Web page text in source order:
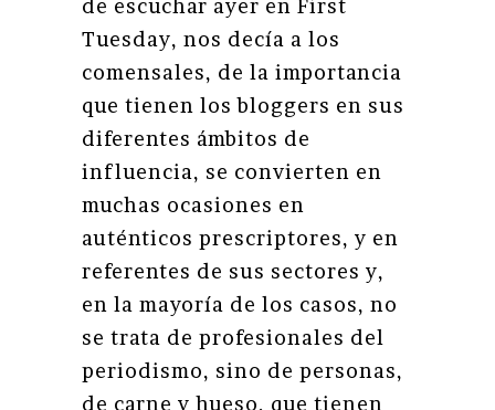
de escuchar ayer en First
Tuesday, nos decía a los
comensales, de la importancia
que tienen los bloggers en sus
diferentes ámbitos de
influencia, se convierten en
muchas ocasiones en
auténticos prescriptores, y en
referentes de sus sectores y,
en la mayoría de los casos, no
se trata de profesionales del
periodismo, sino de personas,
de carne y hueso, que tienen